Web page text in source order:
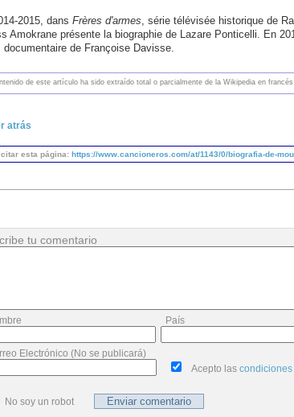
2015, dans Frères d'armes, série télévisée historique de
Amokrane présente la biographie de Lazare Ponticelli. En
documentaire de Françoise Davisse.
de este artículo ha sido extraído total o parcialmente de la Wikipedia en
atrás
esta página: https://www.cancioneros.com/at/1143/0/biografia-de-
tu comentario
País
Electrónico (No se publicará)
Acepto las condiciones
No soy un robot